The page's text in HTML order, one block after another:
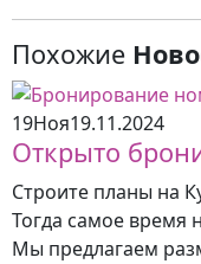
Похожие
19Ноя19.11.2024
Открыто
Строите планы на
Тогда самое время
Мы предлагаем